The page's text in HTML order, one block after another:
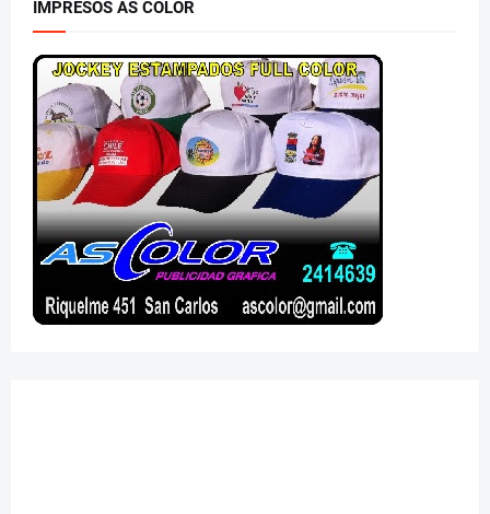
IMPRESOS AS COLOR